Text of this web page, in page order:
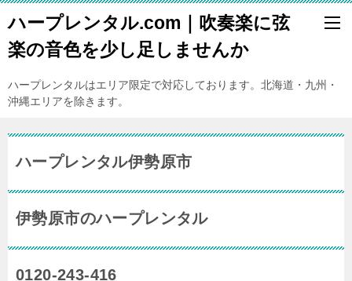
ハープレンタル.com｜吹奏楽に弦
楽の音色を少し足しませんか
ハープレンタルはエリア限定で対応しております。北海道・九州・
沖縄エリアを除きます。
ハープレンタル伊勢原市
伊勢原市のハープレンタル
0120-243-416